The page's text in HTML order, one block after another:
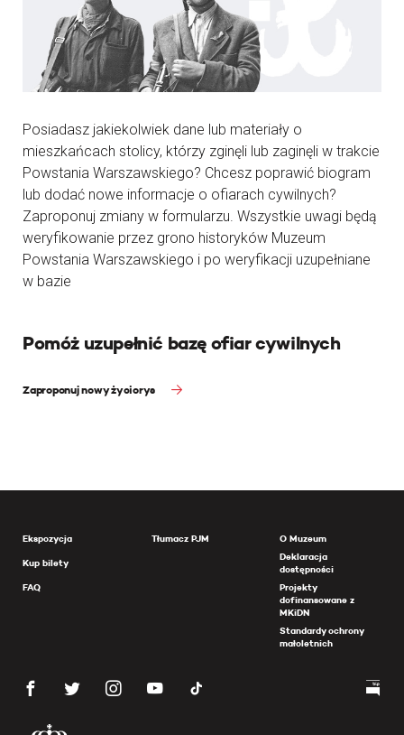
Posiadasz jakiekolwiek dane lub materiały o
mieszkańcach stolicy, którzy zginęli lub zaginęli w trakcie
Powstania Warszawskiego? Chcesz poprawić biogram
lub dodać nowe informacje o ofiarach cywilnych?
Zaproponuj zmiany w formularzu. Wszystkie uwagi będą
weryfikowanie przez grono historyków Muzeum
Powstania Warszawskiego i po weryfikacji uzupełniane
w bazie
Pomóż uzupełnić bazę ofiar cywilnych
Zaproponuj nowy życiorys
Ekspozycja
Kup bilety
FAQ
Tłumacz PJM
O Muzeum
Deklaracja
dostępności
Projekty
dofinansowane z
MKiDN
Standardy ochrony
małoletnich